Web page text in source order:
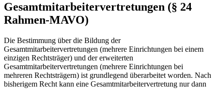
Gesamtmitarbeitervertretungen (§ 24
Rahmen-MAVO)
Die Bestimmung über die Bildung der
Gesamtmitarbeitervertretungen (mehrere Einrichtungen bei einem
einzigen Rechtsträger) und der erweiterten
Gesamtmitarbeitervertretungen (mehrere Einrichtungen bei
mehreren Rechtsträgern) ist grundlegend überarbeitet worden. Nach
bisherigem Recht kann eine Gesamtmitarbeitervertretung nur dann